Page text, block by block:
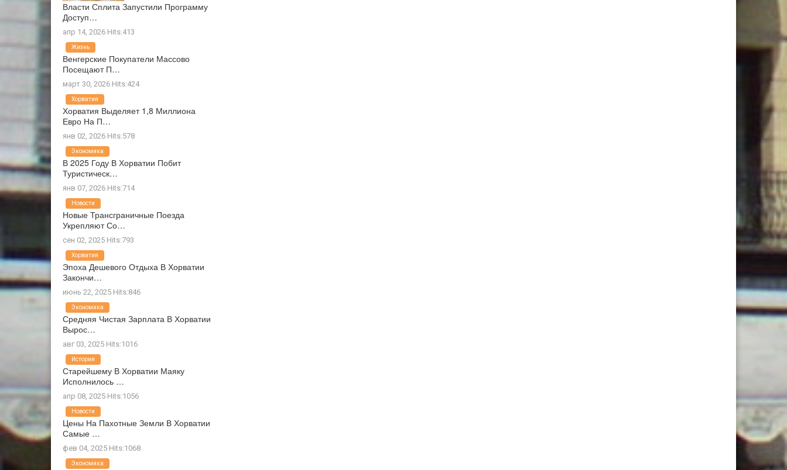
Власти Сплита Запустили Программу
Доступ…
апр 14, 2026 Hits:413
Венгерские Покупатели Массово
Посещают П…
март 30, 2026 Hits:424
Жизнь
Хорватия Выделяет 1,8 Миллиона
Евро На П…
янв 02, 2026 Hits:578
Хорватия
В 2025 Году В Хорватии Побит
Туристическ…
янв 07, 2026 Hits:714
Экономика
Новые Трансграничные Поезда
Укрепляют Со…
сен 02, 2025 Hits:793
Новости
Эпоха Дешевого Отдыха В Хорватии
Закончи…
июнь 22, 2025 Hits:846
Хорватия
Средняя Чистая Зарплата В Хорватии
Вырос…
авг 03, 2025 Hits:1016
Экономика
Старейшему В Хорватии Маяку
Исполнилось …
апр 08, 2025 Hits:1056
История
Цены На Пахотные Земли В Хорватии
Самые …
фев 04, 2025 Hits:1068
Новости
Экономика